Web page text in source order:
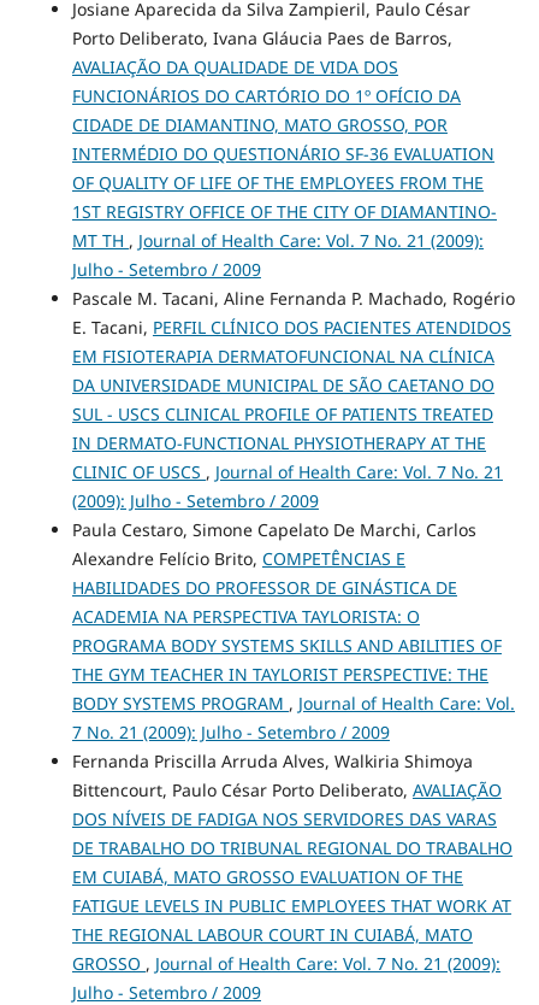
Josiane Aparecida da Silva Zampieril, Paulo César
Porto Deliberato, Ivana Gláucia Paes de Barros,
AVALIAÇÃO DA QUALIDADE DE VIDA DOS
FUNCIONÁRIOS DO CARTÓRIO DO 1º OFÍCIO DA
CIDADE DE DIAMANTINO, MATO GROSSO, POR
INTERMÉDIO DO QUESTIONÁRIO SF-36 EVALUATION
OF QUALITY OF LIFE OF THE EMPLOYEES FROM THE
1ST REGISTRY OFFICE OF THE CITY OF DIAMANTINO-
MT TH , Journal of Health Care: Vol. 7 No. 21 (2009):
Julho - Setembro / 2009
Pascale M. Tacani, Aline Fernanda P. Machado, Rogério
E. Tacani, PERFIL CLÍNICO DOS PACIENTES ATENDIDOS
EM FISIOTERAPIA DERMATOFUNCIONAL NA CLÍNICA
DA UNIVERSIDADE MUNICIPAL DE SÃO CAETANO DO
SUL - USCS CLINICAL PROFILE OF PATIENTS TREATED
IN DERMATO-FUNCTIONAL PHYSIOTHERAPY AT THE
CLINIC OF USCS , Journal of Health Care: Vol. 7 No. 21
(2009): Julho - Setembro / 2009
Paula Cestaro, Simone Capelato De Marchi, Carlos
Alexandre Felício Brito, COMPETÊNCIAS E
HABILIDADES DO PROFESSOR DE GINÁSTICA DE
ACADEMIA NA PERSPECTIVA TAYLORISTA: O
PROGRAMA BODY SYSTEMS SKILLS AND ABILITIES OF
THE GYM TEACHER IN TAYLORIST PERSPECTIVE: THE
BODY SYSTEMS PROGRAM , Journal of Health Care: Vol.
7 No. 21 (2009): Julho - Setembro / 2009
Fernanda Priscilla Arruda Alves, Walkiria Shimoya
Bittencourt, Paulo César Porto Deliberato, AVALIAÇÃO
DOS NÍVEIS DE FADIGA NOS SERVIDORES DAS VARAS
DE TRABALHO DO TRIBUNAL REGIONAL DO TRABALHO
EM CUIABÁ, MATO GROSSO EVALUATION OF THE
FATIGUE LEVELS IN PUBLIC EMPLOYEES THAT WORK AT
THE REGIONAL LABOUR COURT IN CUIABÁ, MATO
GROSSO , Journal of Health Care: Vol. 7 No. 21 (2009):
Julho - Setembro / 2009